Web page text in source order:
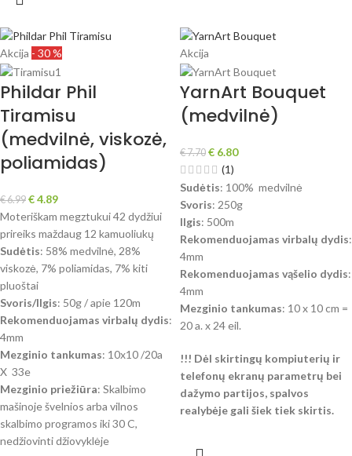
Akcija - 30 %
Phildar Phil
Tiramisu
(medvilnė, viskozė,
poliamidas)
€6.99 €4.89
Moteriškam megztukui 42 dydžiui
prireiks maždaug 12 kamuoliukų
Sudėtis: 58% medvilnė, 28%
viskozė, 7% poliamidas, 7% kiti
pluoštai
Svoris/Ilgis: 50g / apie 120m
Rekomenduojamas virbalų dydis:
4mm
Mezginio tankumas: 10x10 /20a
X 33e
Mezginio priežiūra: Skalbimo
mašinoje švelnios arba vilnos
skalbimo programos iki 30 C,
nedžiovinti džiovyklėje
Akcija
YarnArt Bouquet
(medvilnė)
€7.70 € 6.80
(1)
Sudėtis: 100% medvilnė
Svoris: 250g
Ilgis: 500m
Rekomenduojamas virbalų dydis:
4mm
Rekomenduojamas vąšelio dydis:
4mm
Mezginio tankumas: 10 x 10 cm =
20 a. x 24 eil.
!!! Dėl skirtingų kompiuterių ir
telefonų ekranų parametrų bei
dažymo partijos, spalvos
realybėje gali šiek tiek skirtis.